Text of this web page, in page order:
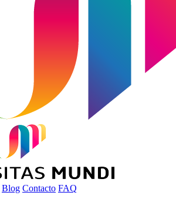
Blog Contacto FAQ